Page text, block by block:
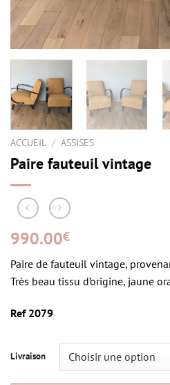
ACCUEIL / ASSISES
Paire fauteuil vintage
990.00€
Paire de fauteuil vintage,
Très beau tissu d’origine, jaune
Ref 2079
Livraison